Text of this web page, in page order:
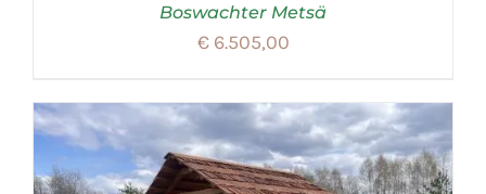
Boswachter Metsä
€6.505,00